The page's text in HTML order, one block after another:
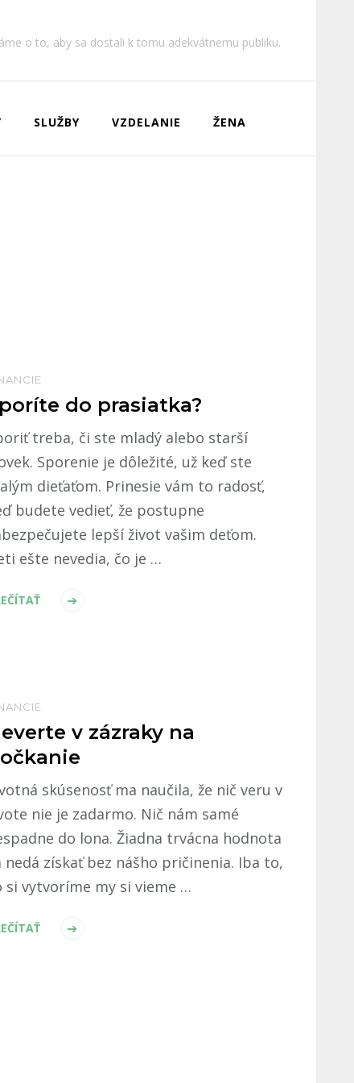
o to, aby sa dostali k tomu adekvátnemu publiku.
SLUŽBY VZDELANIE ŽENA
do prasiatka?
treba, či ste mladý alebo starší
Sporenie je dôležité, už keď ste
dieťaťom. Prinesie vám to radosť,
budete vedieť, že postupne
lepší život vašim deťom.
ešte nevedia, čo je …
v zázraky na
skúsenosť ma naučila, že nič veru v
nie je zadarmo. Nič nám samé
do lona. Žiadna trvácna hodnota
nedá získať bez nášho pričinenia. Iba to,
si vytvoríme my si vieme …